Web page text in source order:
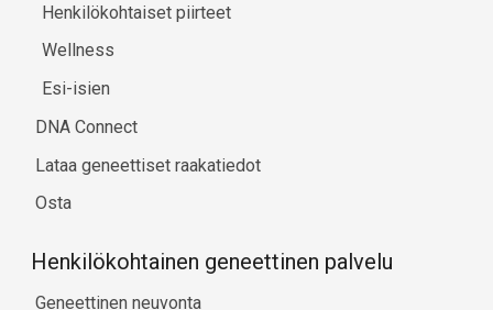
Henkilökohtaiset piirteet
Wellness
Esi-isien
DNA Connect
Lataa geneettiset raakatiedot
Osta
Henkilökohtainen geneettinen palvelu
Geneettinen neuvonta